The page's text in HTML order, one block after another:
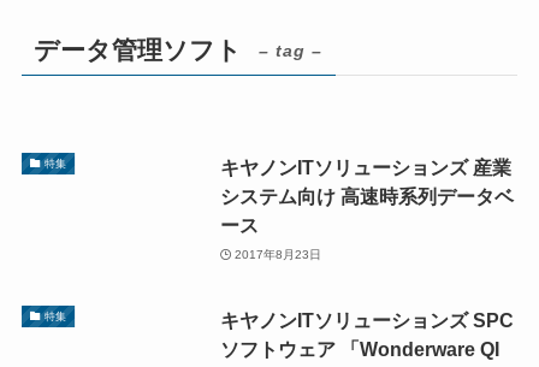
データ管理ソフト – tag –
特集
キヤノンITソリューションズ 産業
システム向け 高速時系列データベ
ース
2017年8月23日
特集
キヤノンITソリューションズ SPC
ソフトウェア 「Wonderware QI